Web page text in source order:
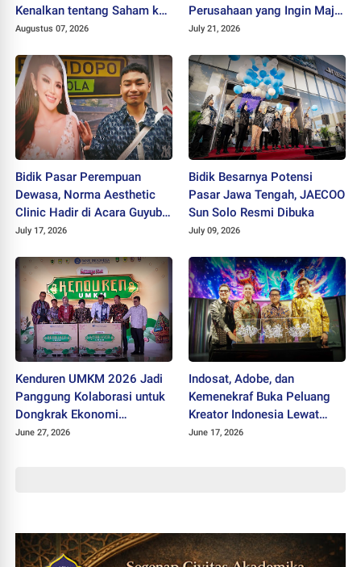
Kenalkan tentang Saham ke
Warga Desa Brojol
Augustus 07, 2026
Perusahaan yang Ingin Maju
dan Berkembang
July 21, 2026
Bidik Pasar Perempuan
Dewasa, Norma Aesthetic
Clinic Hadir di Acara Guyub
Rukun Ladies
July 17, 2026
Bidik Besarnya Potensi
Pasar Jawa Tengah, JAECOO
Sun Solo Resmi Dibuka
July 09, 2026
Kenduren UMKM 2026 Jadi
Panggung Kolaborasi untuk
Dongkrak Ekonomi
Kerakyatan
June 27, 2026
Indosat, Adobe, dan
Kemenekraf Buka Peluang
Kreator Indonesia Lewat
Teknologi AI
June 17, 2026